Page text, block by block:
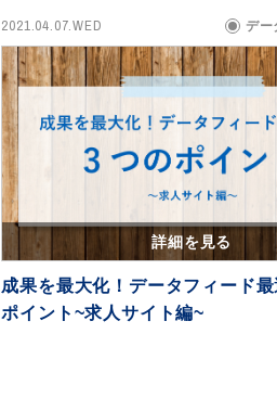
2021.04.07.WED デー
詳細を見る
成果を最大化！データフィード
ポイント~求人サイト編~